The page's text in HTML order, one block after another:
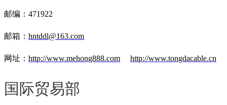
邮编：471922
邮箱： hntddl@163.com
网址： http://www.mehong888.com http://www.tongdacable.cn
国际贸易部